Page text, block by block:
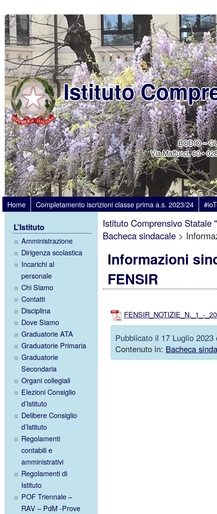
Istituto
BODIO –
Via Maffucci, 60 •
Home Completamento iscrizioni classe prima a.s. 2023/24
L’Istituto
Amministrazione
Dirigenza scolastica
Incarichi al
personale
Chi Siamo
Contatti
Disciplina
Dove Siamo
Graduatorie ATA
Graduatorie Primaria
Graduatorie
Secondaria
Organi collegiali
Elezioni Consiglio
d’Istituto
Delibere Consiglio
d’Istituto
Regolamenti
contabili e
amministrativi
Regolamenti di
Istituto
POF Triennale –
RAV – PdM -Prove
Istituto Comprensivo Statale
Bacheca sindacale>
Informazioni
FENSIR
FENSIR_NOTIZIE_N._1_-
Pubblicato il 17 Luglio
Contenuto in: Bacheca